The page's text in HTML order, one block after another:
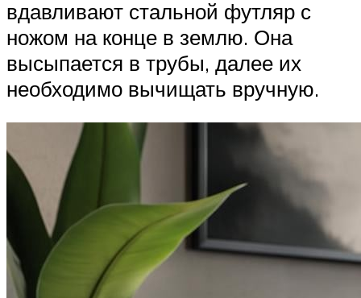
вдавливают стальной футляр с
ножом на конце в землю. Она
высыпается в трубы, далее их
необходимо вычищать вручную.